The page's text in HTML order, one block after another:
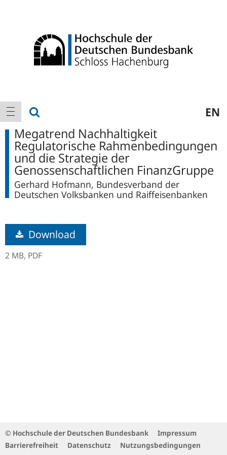
Hauptnavigation
Navigation anzeigen EN
Megatrend Nachhaltigkeit
Regulatorische Rahmenbedingungen
und die Strategie der
Genossenschaftlichen FinanzGruppe
Gerhard Hofmann, Bundesverband der
Deutschen Volksbanken und Raiffeisenbanken
Download
2 MB, PDF
© Hochschule der Deutschen Bundesbank
Impressum
Barrierefreiheit
Datenschutz Nutzungsbedingungen